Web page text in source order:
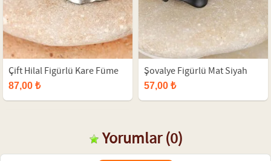
Çift Hilal Figürlü Kare Füme
Gri Renk Ayarlamalı Erkek
87,00 ₺
Şovalye Figürlü Mat Siyah
Renk Metal Erkek Ayarlamalı
57,00 ₺
Yorumlar(0)